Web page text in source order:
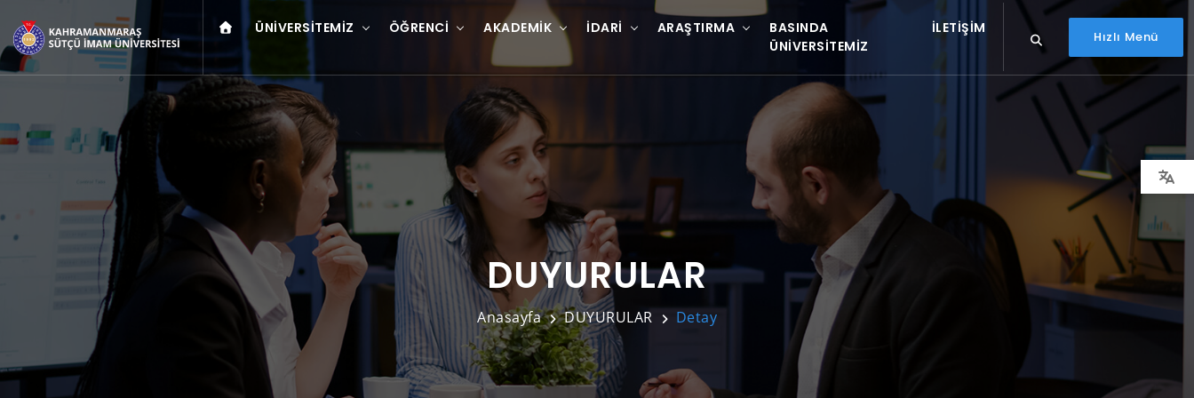
ÜNIVERSITEMIZ ÖĞRENCI AKADEMIK İDARI ARAŞTIRMA
BASINDA
ÜNIVERSITEMIZ
İLETIŞIM
Hızlı Menü
DUYURULAR
Anasayfa DUYURULAR Detay